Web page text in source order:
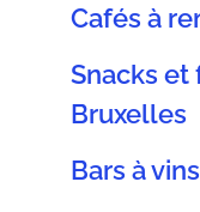
Cafés à
Snacks et
Bruxelles
Bars à